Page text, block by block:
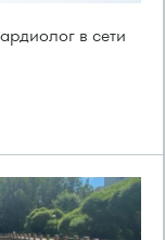
в сети